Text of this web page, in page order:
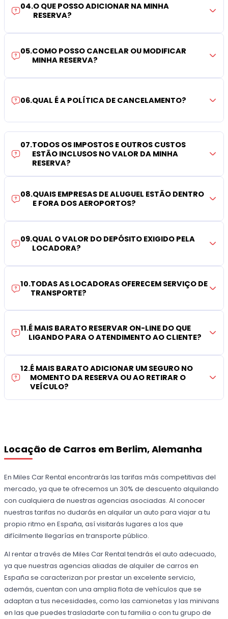
04.O QUE POSSO ADICIONAR NA MINHA
RESERVA?
05.COMO POSSO CANCELAR OU MODIFICAR
MINHA RESERVA?
06.QUAL É A POLÍTICA DE CANCELAMENTO?
07.TODOS OS IMPOSTOS E OUTROS CUSTOS
ESTÃO INCLUSOS NO VALOR DA MINHA
RESERVA?
08.QUAIS EMPRESAS DE ALUGUEL ESTÃO DENTRO
E FORA DOS AEROPORTOS?
09.QUAL O VALOR DO DEPÓSITO EXIGIDO PELA
LOCADORA?
10.TODAS AS LOCADORAS OFERECEM SERVIÇO DE
TRANSPORTE?
11.É MAIS BARATO RESERVAR ON-LINE DO QUE
LIGANDO PARA O ATENDIMENTO AO CLIENTE?
12.É MAIS BARATO ADICIONAR UM SEGURO NO
MOMENTO DA RESERVA OU AO RETIRAR O
VEÍCULO?
Locação de Carros em Berlim, Alemanha
En Miles Car Rental encontrarás las tarifas más competitivas del
mercado, ya que te ofrecemos un 30% de descuento alquilando
con cualquiera de nuestras agencias asociadas. Al conocer
nuestras tarifas no dudarás en alquilar un auto para viajar a tu
propio ritmo en España, así visitarás lugares a los que
difícilmente llegarías en transporte público.
Al rentar a través de Miles Car Rental tendrás el auto adecuado,
ya que nuestras agencias aliadas de alquiler de carros en
España se caracterizan por prestar un excelente servicio,
además, cuentan con una amplia flota de vehículos que se
adaptan a tus necesidades, como las camionetas y las minivans
en las que puedes trasladarte con tu familia o con tu grupo de